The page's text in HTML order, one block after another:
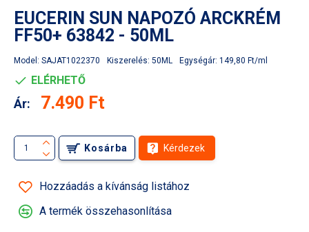
EUCERIN SUN NAPOZÓ ARCKRÉM
FF50+ 63842 - 50ML
Model: SAJAT1022370 Kiszerelés: 50ML Egységár: 149,80 Ft/ml
ELÉRHETŐ
Ár: 7.490 Ft
Kosárba Kérdezek
Hozzáadás a kívánság listához
A termék összehasonlítása